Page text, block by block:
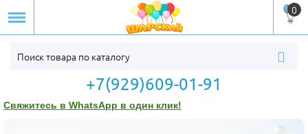
0
+7(929)609-01-91
Свяжитесь в WhatsApp в один клик!